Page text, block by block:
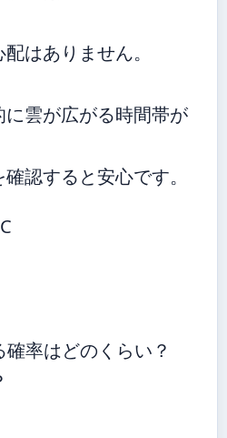
はありません。
雲が広がる時間帯が
認すると安心です。
率はどのくらい？